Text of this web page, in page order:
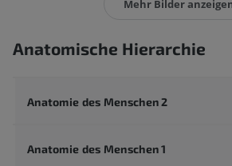
Mehr Bilder
Anatomische Hierarchie
Anatomie des Menschen 2
Anatomie des Menschen 1